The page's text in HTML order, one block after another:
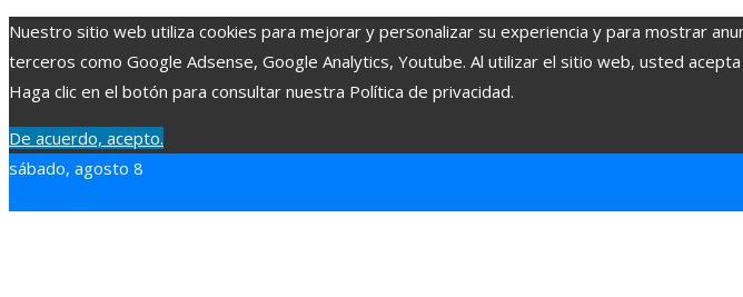
Nuestro sitio web utiliza cookies para mejorar y personalizar su experiencia y para mostrar
terceros como Google Adsense, Google Analytics, Youtube. Al utilizar el sitio web, usted
Haga clic en el botón para consultar nuestra Política de privacidad.
De acuerdo, acepto.
sábado, agosto 8